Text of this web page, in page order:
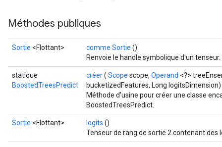
Méthodes publiques
Sortie <Flottant> comme Sortie ()
Renvoie le handle symbolique d'un tenseur.
statique
BoostedTreesPredict
créer( Scope scope, Operand <?>
bucketizedFeatures, Long logitsDimension)
Méthode d'usine pour créer une classe
BoostedTreesPredict.
Sortie <Flottant> logits ()
Tenseur de rang de sortie 2 contenant des